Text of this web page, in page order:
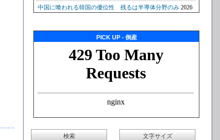
PICK UP - 倒産
検索 文字サイズ